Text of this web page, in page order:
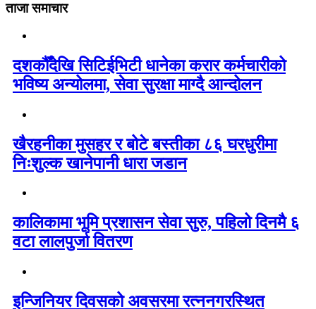
ताजा समाचार
दशकौँदेखि सिटिईभिटी धानेका करार कर्मचारीको
भविष्य अन्योलमा, सेवा सुरक्षा माग्दै आन्दोलन
खैरहनीका मुसहर र बोटे बस्तीका ८६ घरधुरीमा
निःशुल्क खानेपानी धारा जडान
कालिकामा भूमि प्रशासन सेवा सुरु, पहिलो दिनमै ६
वटा लालपुर्जा वितरण
इन्जिनियर दिवसको अवसरमा रत्ननगरस्थित